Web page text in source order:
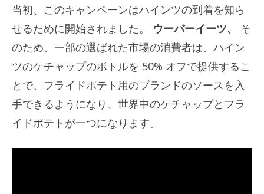
当初、このキャンペーンはハインツの到着を知ら
せるために開始されました。
ウーバーイーツ、
そ
のため、一部の選ばれた市場の消費者は、ハイン
ツのケチャップのボトルを 50% オフで提供するこ
とで、フライドポテト用のブランドのソースを入
手できるようになり、世界中のケチャップとフラ
イドポテトが一つになります。